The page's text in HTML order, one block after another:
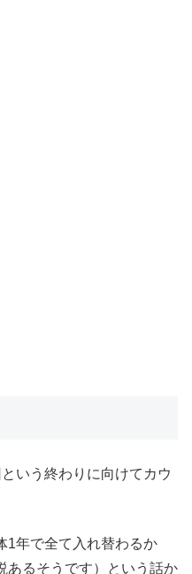
いう終わりに向けてカウ
1年で全て入れ替わるか
あるそうです）という話か